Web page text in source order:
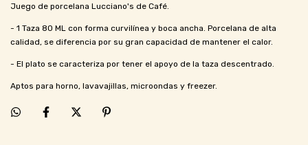
Juego de porcelana Lucciano's de Café.
- 1 Taza 80 ML con forma curvilínea y boca ancha. Porcelana de alta
calidad, se diferencia por su gran capacidad de mantener el calor.
- El plato se caracteriza por tener el apoyo de la taza descentrado.
Aptos para horno, lavavajillas, microondas y freezer.